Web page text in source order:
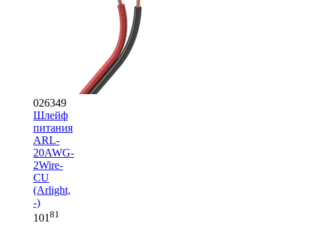
026349
Шлейф
питания
ARL-
20AWG-
2Wire-
CU
(Arlight,
-)
101 81